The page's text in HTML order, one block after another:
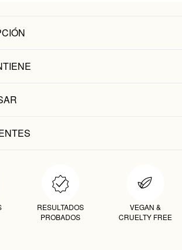
RESULTADOS
PROBADOS
VEGAN &
CRUELTY FREE